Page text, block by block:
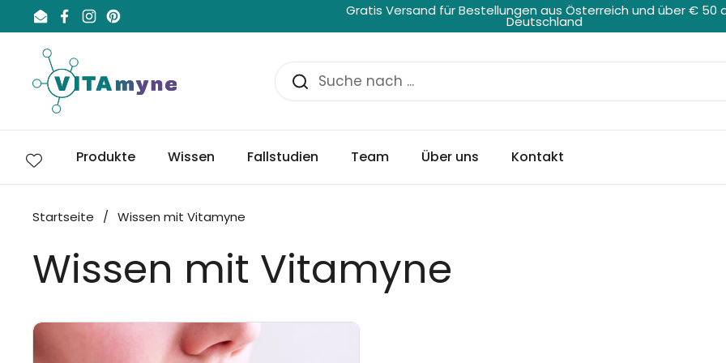
Zum Inhalt springen
EmailFacebook
Instagram
Pinterest
Gratis Versand für Bestellungen aus Österreich und über € 50
Deutschland
Produkte Wissen Fallstudien Team Über uns Kontakt
Startseite / Wissen mit Vitamyne
Wissen mit Vitamyne